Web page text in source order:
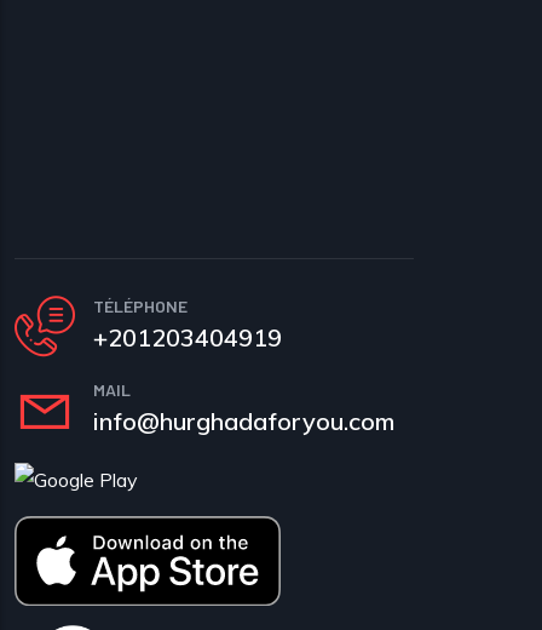
TÉLÉPHONE
+201203404919
MAIL
info@hurghadaforyou.com